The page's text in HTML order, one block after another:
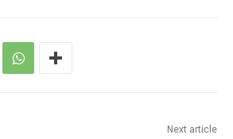
Next article